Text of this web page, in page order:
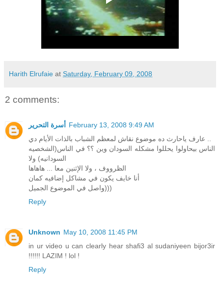
Harith Elrufaie at Saturday, February 09, 2008
2 comments:
أسرة التحرير
February 13, 2008 9:49 AM
الناس بيحاولوا يحللوا مشكله السودان وين ؟؟ في الناس(الشخصيه
السودانيه) ولا
الظرووف ، ولا الإثنين معا ... هاهاها
أنا خايف يكون في مشاكل إضافيه كمان
واصل في الموضوع الجميل)))
Reply
Unknown May 10, 2008 11:45 PM
in ur video u can clearly hear shafi3 al sudaniyeen bijor3ir
!!!!!! LAZIM ! lol !
Reply